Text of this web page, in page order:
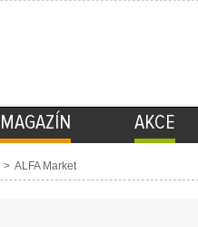
MAGAZÍN AKCE
> ALFA Market